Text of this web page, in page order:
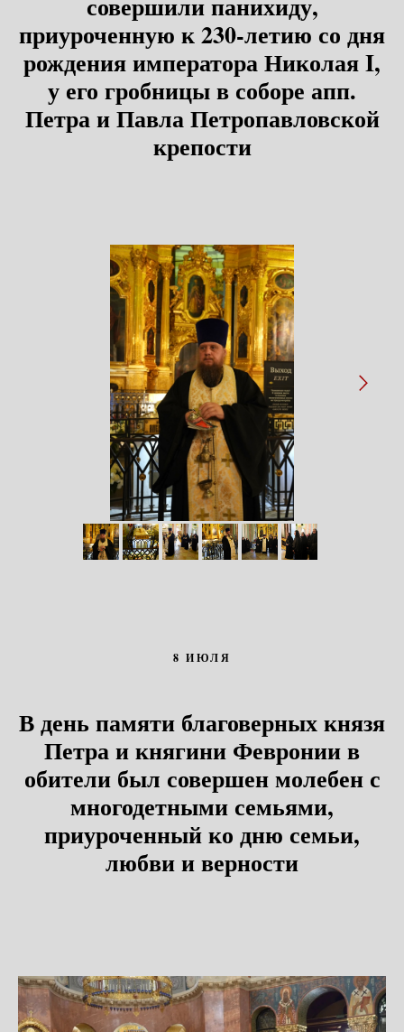
приуроченную к 230-летию со дня
рождения императора НиколаяI,
у его гробницы в соборе апп.
Петра и Павла Петропавловской
крепости
8 ИЮЛЯ
В день памяти благоверных князя
Петра и княгини Февронии в
обители был совершен молебен с
многодетными семьями,
приуроченный ко дню семьи,
любви и верности